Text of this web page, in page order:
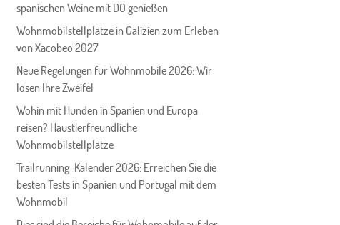
spanischen Weine mit DO genießen
Wohnmobilstellplätze in Galizien zum Erleben
von Xacobeo 2027
Neue Regelungen für Wohnmobile 2026: Wir
lösen Ihre Zweifel
Wohin mit Hunden in Spanien und Europa
reisen? Haustierfreundliche
Wohnmobilstellplätze
Trailrunning-Kalender 2026: Erreichen Sie die
besten Tests in Spanien und Portugal mit dem
Wohnmobil